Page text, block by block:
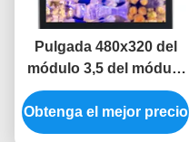
Pulgada 480x320 del
módulo 3,5 del módulo
ILI9488 Tft Lcd de la
exhibición del Lcd de la
pantalla táctil de SPI
Obtenga el mejor precio